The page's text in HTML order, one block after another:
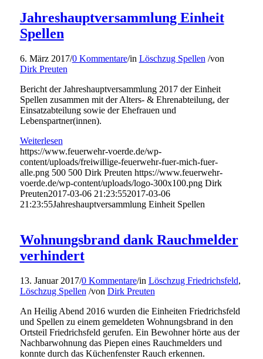
Jahreshauptversammlung Einheit
Spellen
6. März 2017/0 Kommentare/in Löschzug Spellen /von
Dirk Preuten
Bericht der Jahreshauptversammlung 2017 der Einheit
Spellen zusammen mit der Alters- & Ehrenabteilung, der
Einsatzabteilung sowie der Ehefrauen und
Lebenspartner(innen).
Weiterlesen
https://www.feuerwehr-voerde.de/wp-
content/uploads/freiwillige-feuerwehr-fuer-mich-fuer-
alle.png 500 500 Dirk Preuten https://www.feuerwehr-
voerde.de/wp-content/uploads/logo-300x100.png Dirk
Preuten2017-03-06 21:23:552017-03-06
21:23:55Jahreshauptversammlung Einheit Spellen
Wohnungsbrand dank Rauchmelder
verhindert
13. Januar 2017/0 Kommentare/in Löschzug Friedrichsfeld,
Löschzug Spellen /von Dirk Preuten
An Heilig Abend 2016 wurden die Einheiten Friedrichsfeld
und Spellen zu einem gemeldeten Wohnungsbrand in den
Ortsteil Friedrichsfeld gerufen. Ein Bewohner hörte aus der
Nachbarwohnung das Piepen eines Rauchmelders und
konnte durch das Küchenfenster Rauch erkennen.